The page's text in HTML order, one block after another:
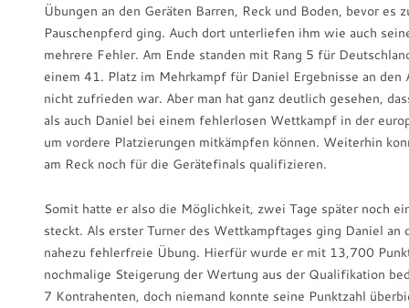
Übungen an den Geräten Barren, Reck und Boden, bevor es
Pauschenpferd ging. Auch dort unterliefen ihm wie auch
mehrere Fehler. Am Ende standen mit Rang 5 für
einem 41. Platz im Mehrkampf für Daniel Ergebnisse an
nicht zufrieden war. Aber man hat ganz deutlich gesehen,
als auch Daniel bei einem fehlerlosen Wettkampf in der
um vordere Platzierungen mitkämpfen können. Weiterhin
am Reck noch für die Gerätefinals qualifizieren.
Somit hatte er also die Möglichkeit, zwei Tage später noch
steckt. Als erster Turner des Wettkampftages ging Daniel an
nahezu fehlerfreie Übung. Hierfür wurde er mit 13,700
nochmalige Steigerung der Wertung aus der Qualifikation
7 Kontrahenten, doch niemand konnte seine Punktzahl